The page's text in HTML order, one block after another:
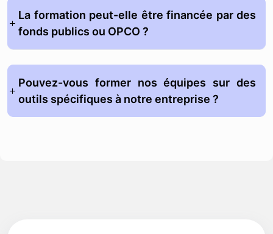
La formation peut-elle être financée par des
fonds publics ou OPCO ?
Pouvez-vous former nos équipes sur des
outils spécifiques à notre entreprise ?